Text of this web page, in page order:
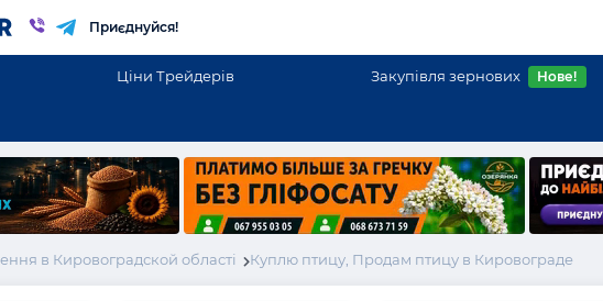
Приєднуйся!
Ціни Трейдерів Закупівля зернових Нове!
в Кировоградской області Куплю птицу, Продам птицу в Кировограде